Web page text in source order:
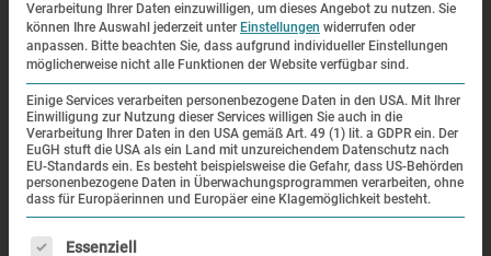
Verarbeitung Ihrer Daten einzuwilligen, um dieses Angebot zu nutzen. Sie
können Ihre Auswahl jederzeit unter Einstellungen widerrufen oder
anpassen. Bitte beachten Sie, dass aufgrund individueller Einstellungen
möglicherweise nicht alle Funktionen der Website verfügbar sind.
Einige Services verarbeiten personenbezogene Daten in den USA. Mit Ihrer
Einwilligung zur Nutzung dieser Services willigen Sie auch in die
Verarbeitung Ihrer Daten in den USA gemäß Art. 49 (1) lit. a GDPR ein. Der
EuGH stuft die USA als ein Land mit unzureichendem Datenschutz nach
EU-Standards ein. Es besteht beispielsweise die Gefahr, dass US-Behörden
personenbezogene Daten in Überwachungsprogrammen verarbeiten, ohne
dass für Europäerinnen und Europäer eine Klagemöglichkeit besteht.
Es folgt eine Liste der Service-Gruppen, für die eine
Essenziell